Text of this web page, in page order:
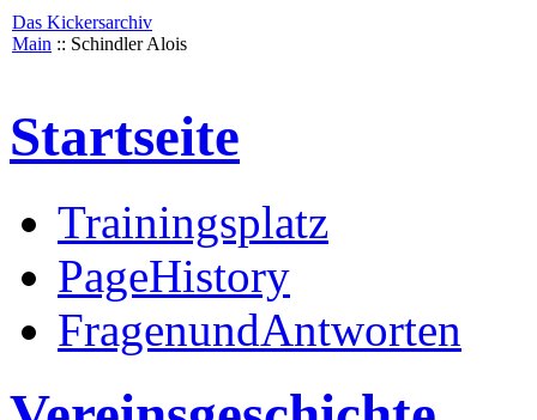
Das Kickersarchiv
Main :: Schindler Alois
Startseite
Trainingsplatz
PageHistory
FragenundAntworten